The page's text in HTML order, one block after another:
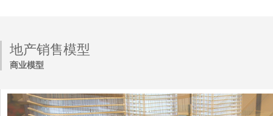
地产销售模型
商业模型